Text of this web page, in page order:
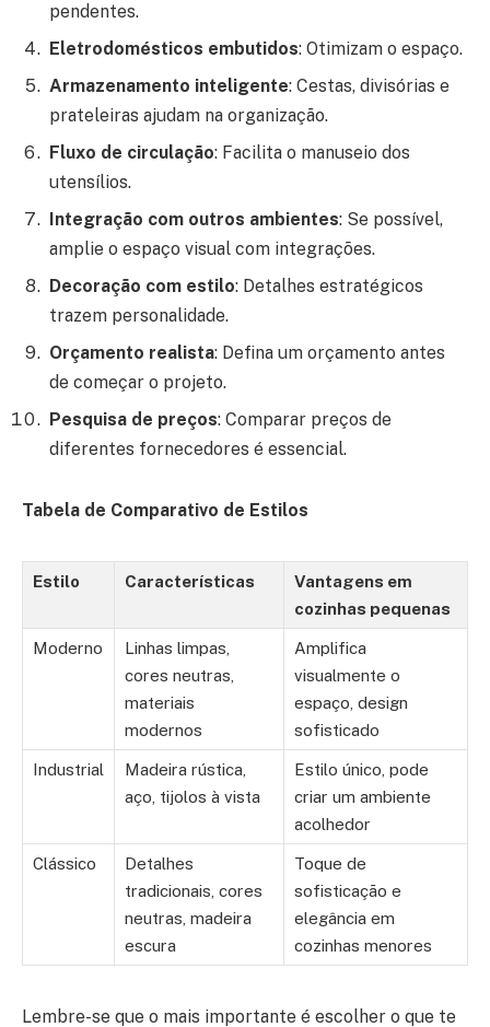
pendentes.
Eletrodomésticos embutidos: Otimizam o espaço.
Armazenamento inteligente: Cestas, divisórias e
prateleiras ajudam na organização.
Fluxo de circulação: Facilita o manuseio dos
utensílios.
Integração com outros ambientes: Se possível,
amplie o espaço visual com integrações.
Decoração com estilo: Detalhes estratégicos
trazem personalidade.
Orçamento realista: Defina um orçamento antes
de começar o projeto.
Pesquisa de preços: Comparar preços de
diferentes fornecedores é essencial.
Tabela de Comparativo de Estilos
Estilo Características
Vantagens em
cozinhas pequenas
Moderno
Linhas limpas,
cores neutras,
materiais
modernos
Amplifica
visualmente o
espaço, design
sofisticado
Industrial
Madeira rústica,
aço, tijolos à vista
Estilo único, pode
criar um ambiente
acolhedor
Clássico
Detalhes
tradicionais, cores
neutras, madeira
escura
Toque de
sofisticação e
elegância em
cozinhas menores
Lembre-se que o mais importante é escolher o que te